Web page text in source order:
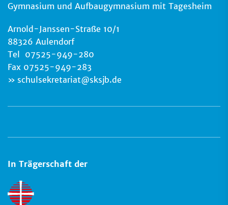
Gymnasium und Aufbaugymnasium mit Tagesheim
Arnold-Janssen-Straße 10/1
88326 Aulendorf
Tel 07525-949-280
Fax 07525-949-283
schulsekretariat@sksjb.de
In Trägerschaft der